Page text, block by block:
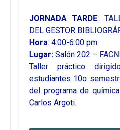
JORNADA TARDE:
DEL GESTOR
Hora: 4:00-6:00 pm
Lugar: Salón 202 –
Taller práctico
estudiantes 10o
del programa de
Carlos Argoti.